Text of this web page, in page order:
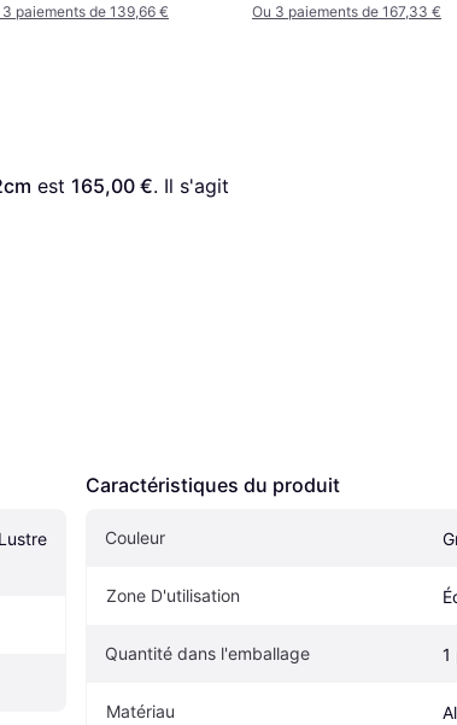
3 paiements de 139,66 € Ou 3 paiements de 167,33 €
est 165,00 €. Il s'agit
Caractéristiques du produit
Couleur
Zone D'utilisation
Quantité dans l'emballage 1
Matériau